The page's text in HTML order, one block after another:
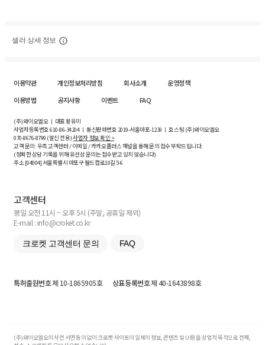
셀러 상세 정보
이용약관 개인정보처리방침 회사소개
운영정책
이용방법
공지사항 이벤트 FAQ
(주)와이오엘오 ㅣ 대표 황유미
사업자등록번호610-86-34204ㅣ 통신판매번호 2019-서울마포-1239 ㅣ 호스팅 (주)와이오엘오
070-8676-8799 (발신 전용)사업자 정보 확인 >
고객 문의: 우측 고객센터 / 이메일 / 카카오플러스 채널을 통해 문의 접수 부탁드립니다.
(정확한 상담 기록을 위해 유선상 문의는 접수받고 있지 않습니다)
주소 [04004] 서울특별시 마포구 월드컵로10길5-6
고객센터
평일 오전 11시 ~ 오후 5시 (주말, 공휴일 제외)
E-mail : info@croket.co.kr
크로켓 고객센터 문의 FAQ
특허출원번호제 10-1865905호 상표등록번호제 40-1643898호
(주)와이오엘오의 사전 서면 동의 없이 크로켓 사이트의 일체의 정보, 콘텐츠 및 UI등을 상업적 목적으로 전재,